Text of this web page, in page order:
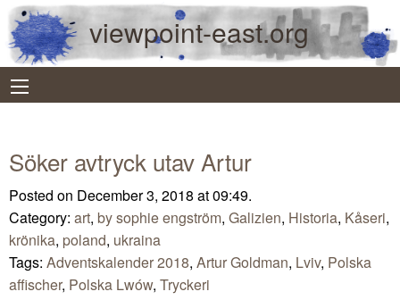
viewpoint-east.org
Söker avtryck utav Artur
Posted on December 3, 2018 at 09:49.
Category: art, by sophie engström, Galizien, Historia, Kåseri,
krönika, poland, ukraina
Tags: Adventskalender 2018, Artur Goldman, Lviv, Polska
affischer, Polska Lwów, Tryckeri